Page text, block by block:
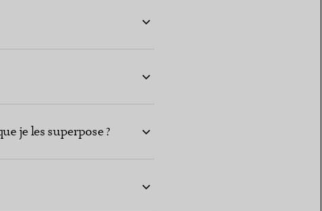
je les superpose ?